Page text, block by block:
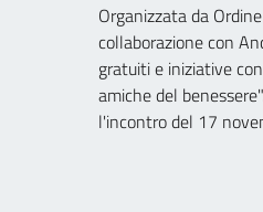
Organizzata da
collaborazione con
gratuiti e iniziative
amiche del
l'incontro del 17